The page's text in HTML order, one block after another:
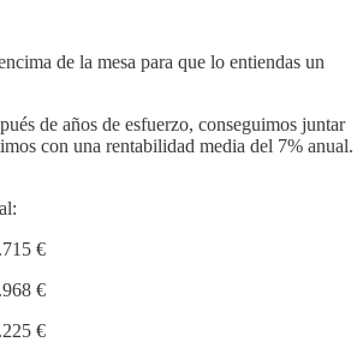
de la mesa para que lo entiendas un
de años de esfuerzo, conseguimos juntar
con una rentabilidad media del 7% anual.
€
€
€